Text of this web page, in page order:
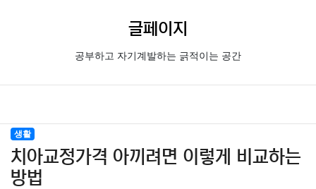
글페이지
공부하고 자기계발하는 긁적이는 공간
생활
치아교정가격 아끼려면 이렇게 비교하는
방법